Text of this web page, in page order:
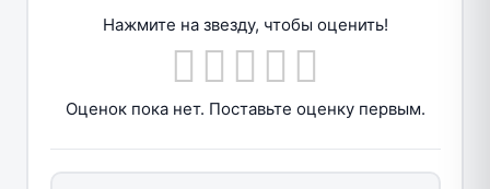
Нажмите на звезду, чтобы оценить!
Оценок пока нет. Поставьте оценку первым.